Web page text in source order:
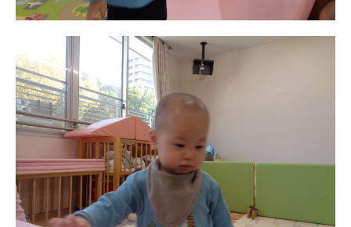
園舎案内
安⼼・安全対策
給⾷
課外教室
理事長のことば
教育と保育
美⽊多幼稚園の理想
園の1⽇